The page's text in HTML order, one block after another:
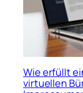
Wie erfüllt
virtuellen